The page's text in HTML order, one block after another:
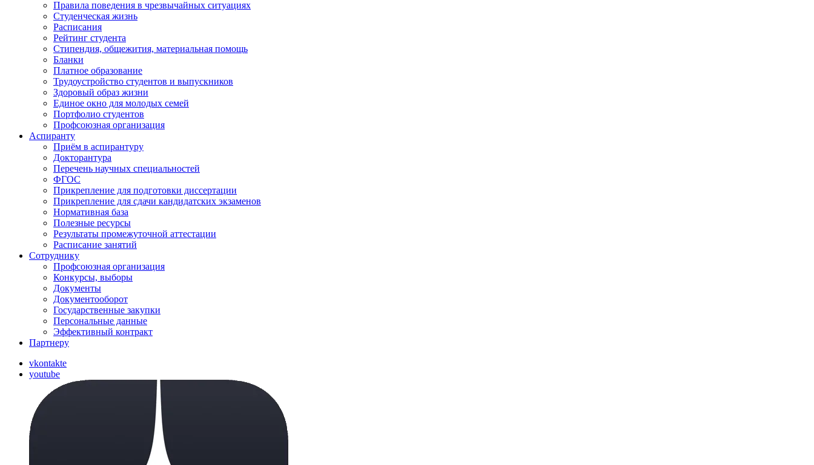
Правила поведения в чрезвычайных ситуациях
Студенческая жизнь
Расписания
Рейтинг студента
Стипендия, общежития, материальная помощь
Бланки
Платное образование
Трудоустройство студентов и выпускников
Здоровый образ жизни
Единое окно для молодых семей
Портфолио студентов
Профсоюзная организация
Аспиранту
Приём в аспирантуру
Докторантура
Перечень научных специальностей
ФГОС
Прикрепление для подготовки диссертации
Прикрепление для сдачи кандидатских экзаменов
Нормативная база
Полезные ресурсы
Результаты промежуточной аттестации
Расписание занятий
Сотруднику
Профсоюзная организация
Конкурсы, выборы
Документы
Документооборот
Государственные закупки
Персональные данные
Эффективный контракт
Партнеру
vkontakte
youtube